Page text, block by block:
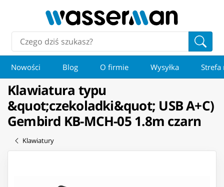
Nowości Blog O firmie Wysyłka Strefa
Klawiatura typu
&quot;czekoladki&quot; USB A+C)
Gembird KB-MCH-05 1.8m czarn
Klawiatury